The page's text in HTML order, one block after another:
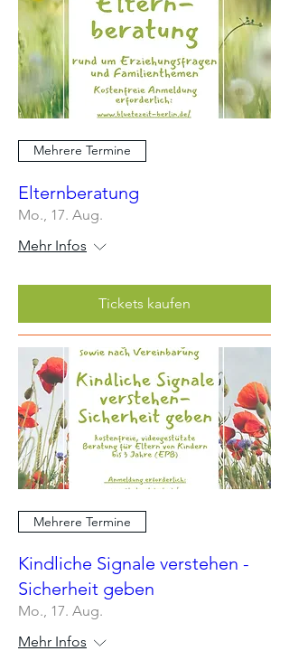
Mehrere Termine
Elternberatung
Mo., 17. Aug.
Mehr Infos
Tickets kaufen
Mehrere Termine
Kindliche Signale verstehen -
Sicherheit geben
Mo., 17. Aug.
Mehr Infos